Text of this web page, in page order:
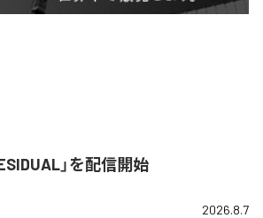
」を配信開始
2026.8.7